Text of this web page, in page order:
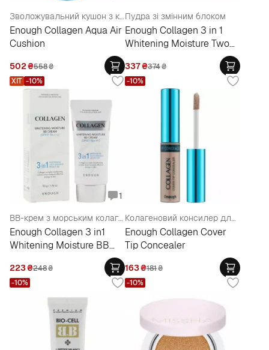
Зволожувальний кушон з колагеном
Enough Collagen Aqua Air
Cushion
502₴558₴
Пудра зі змінним блоком
Enough Collagen 3 in 1
Whitening Moisture Two
337₴374₴
1
BB-крем з морським колагеном
Enough Collagen 3 in1
Whitening Moisture BB
223₴248₴
ХІТ -10%
Колагеновий консилер для обличчя
Enough Collagen Cover
Tip Concealer
163₴181₴
-10%
-10% -10%